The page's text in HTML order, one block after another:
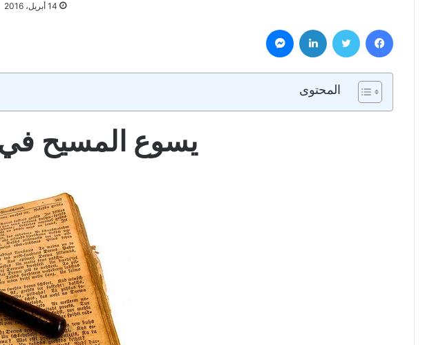
14 أبريل، 2016
فيسبوك تويتر لينكدإن
المحتوى
يسوع المسيح في